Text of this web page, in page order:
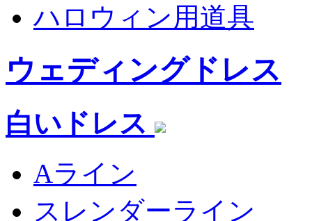
ハロウィン用道具
ウェディングドレス
白いドレス
Aライン
スレンダーライン